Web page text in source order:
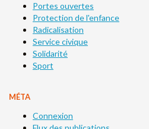
Portes ouvertes
Protection de l'enfance
Radicalisation
Service civique
Solidarité
Sport
MÉTA
Connexion